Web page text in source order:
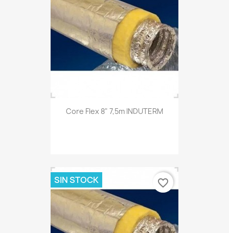
Core Flex 8" 7,5m INDUTERM
SIN STOCK favorite_border